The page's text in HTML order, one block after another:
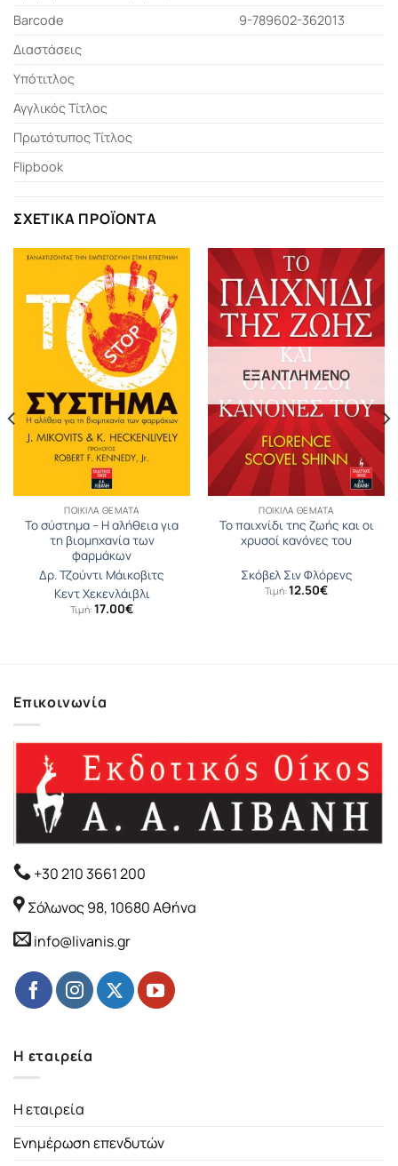
Barcode
9-789602-362013
Διαστάσεις
Υπότιτλος
Αγγλικός Τίτλος
Πρωτότυπος Τίτλος
Flipbook
ΣΧΕΤΙΚΆ ΠΡΟΪΌΝΤΑ
ΠΟΙΚΊΛΑ ΘΈΜΑΤΑ
Το σύστημα – Η αλήθεια για
τη βιομηχανία των
φαρμάκων
Δρ. Τζούντι Μάικοβιτς
Κεντ Χεκενλάιβλι
Τιμή: 17.00€
ΕΞΑΝΤΛΗΜΈΝΟ
ΠΟΙΚΊΛΑ ΘΈΜΑΤΑ
Το παιχνίδι της ζωής και οι
χρυσοί κανόνες του
Σκόβελ Σιν Φλόρενς
Τιμή: 12.50€
Επικοινωνία
+30 210 3661 200
Σόλωνος 98, 10680 Αθήνα
info@livanis.gr
Η εταιρεία
Η εταιρεία
Ενημέρωση επενδυτών